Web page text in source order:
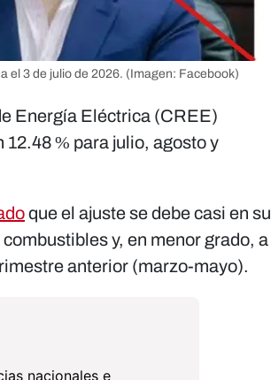
el 3 de julio de 2026. (Imagen: Facebook)
Energía Eléctrica (CREE)
% para julio, agosto y
que el ajuste se debe casi en su
y, en menor grado, a
anterior (marzo-mayo).
nacionales e